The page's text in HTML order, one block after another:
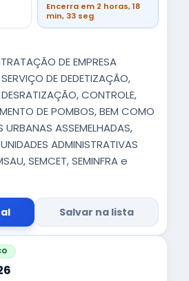
Encerra em 2 horas, 18
min, 32 seg
DE EMPRESA
DE DEDETIZAÇÃO,
CONTROLE,
DE POMBOS, BEM COMO
URBANAS ASSEMELHADAS,
ADMINISTRATIVAS
SEMCET, SEMINFRA e
Salvar na lista